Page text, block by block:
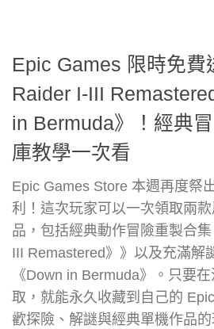
Epic Games 限時免費
Raider I-III
in Bermuda》！經典
庫教學一次看
Epic Games Store 本週再度祭
利！這次玩家可以一次領取兩
品，包括經典動作冒險重製合
III Remastered》》以及充滿解
《Down in Bermuda》。只要
取，就能永久收藏到自己的
歡探險、解謎與經典單機作品